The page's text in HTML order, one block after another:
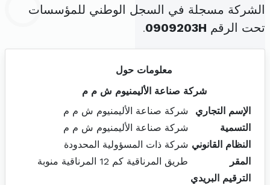
الشركة مسجلة في السجل الوطني للمؤسسات
تحت الرقم 0909203H
.
معلومات حول
شركة صناعة الأليمنيوم ش م م
الإسم التجاري
شركة صناعة الأليمنيوم ش م م
التسمية
شركة صناعة الأليمنيوم ش م م
النظام القانوني شركة ذات المسؤولية المحدودة
المقر
طريق المرناقية كم 12 المرناقية منوبة
الترقيم البريدي